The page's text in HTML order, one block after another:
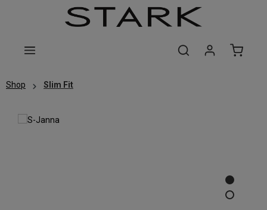
Zum Hauptinhalt springen
Shop Slim Fit